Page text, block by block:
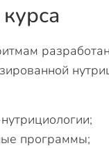
программы;